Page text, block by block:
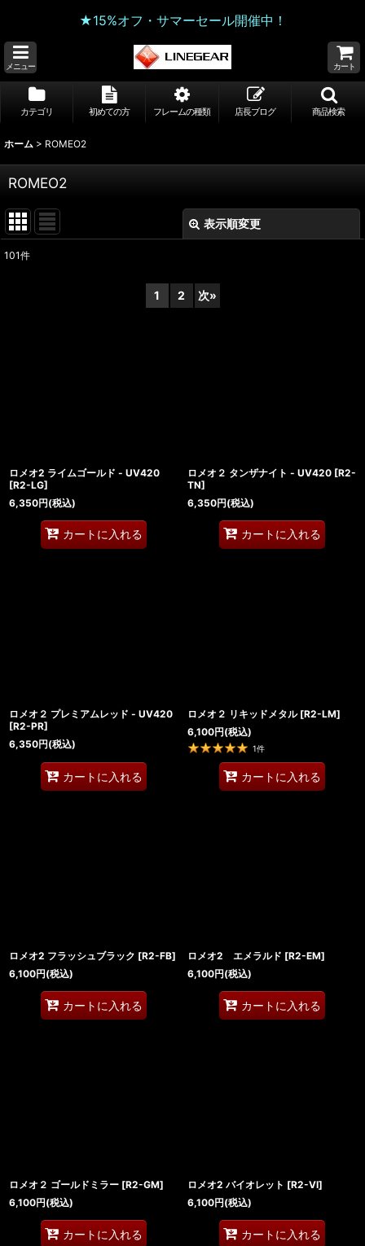
★15%オフ・サマーセール開催中！
メニュー カート
カテゴリ 初めての方 フレームの種類 店長ブログ 商品検索
ホーム > ROMEO2
ROMEO2
表示順変更
101件
1 2 次»
ロメオ2 ライムゴールド - UV420
[R2-LG]
6,350円(税込)
カートに入れる
ロメオ２ タンザナイト - UV420 [R2-
TN]
6,350円(税込)
カートに入れる
ロメオ２ プレミアムレッド - UV420
[R2-PR]
6,350円(税込)
カートに入れる
ロメオ２ リキッドメタル [R2-LM]
6,100円(税込)
1件
カートに入れる
ロメオ2 フラッシュブラック [R2-FB]
6,100円(税込)
カートに入れる
ロメオ2 エメラルド [R2-EM]
6,100円(税込)
カートに入れる
ロメオ２ ゴールドミラー [R2-GM]
6,100円(税込)
カートに入れる
ロメオ2 バイオレット [R2-VI]
6,100円(税込)
カートに入れる